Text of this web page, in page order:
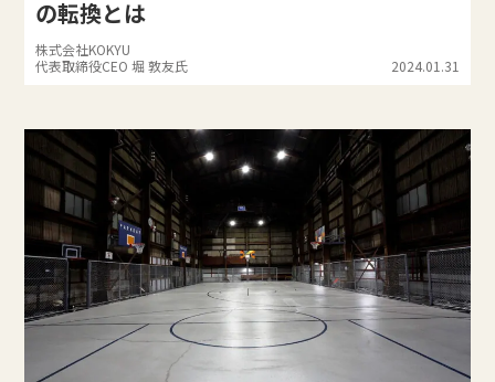
の転換とは
株式会社KOKYU
代表取締役CEO 堀 敦友氏
2024.01.31